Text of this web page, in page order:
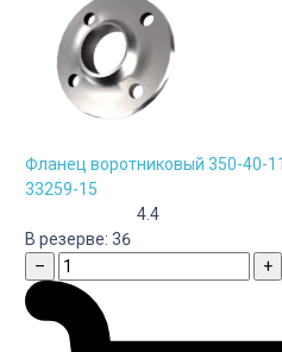
Фланец воротниковый 350-40-
33259-15
4.4
В резерве: 36
–
+